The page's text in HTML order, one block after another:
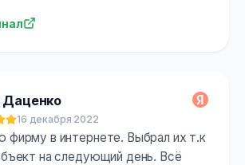
5из 516 декабря 2022
фирму в интернете. Выбрал их т.к
на следующий день. Всё